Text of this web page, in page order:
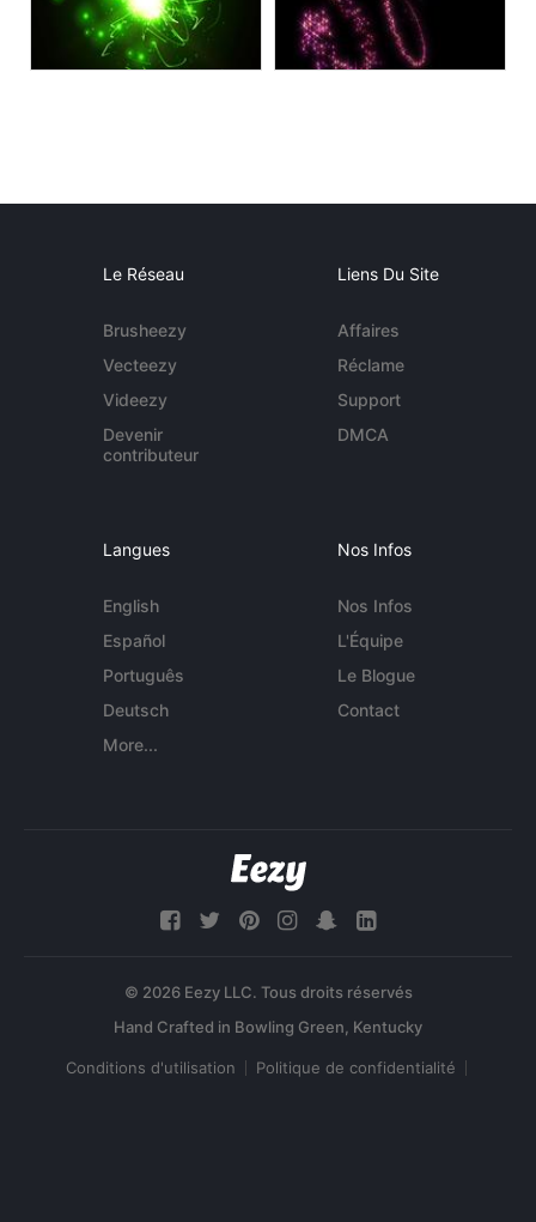
Le Réseau
Brusheezy
Vecteezy
Videezy
Devenir
contributeur
Liens Du Site
Affaires
Réclame
Support
DMCA
Langues
English
Español
Português
Deutsch
More...
Nos Infos
Nos Infos
L'Équipe
Le Blogue
Contact
© 2026 Eezy LLC. Tous droits réservés
Conditions d'utilisation Politique de confidentialité